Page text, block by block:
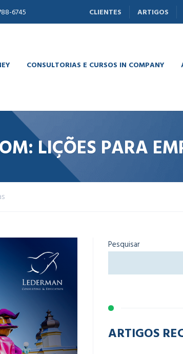
6745 CLIENTES ARTIGOS
CONSULTORIAS E CURSOS IN COMPANY
LIÇÕES PARA
Pesquisar
ARTIGOS